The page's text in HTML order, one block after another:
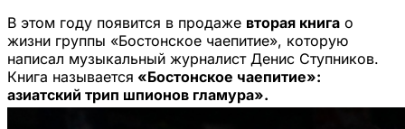
В этом году появится в продаже вторая книга о
жизни группы «Бостонское чаепитие», которую
написал музыкальный журналист Денис Ступников.
Книга называется «Бостонское чаепитие»:
азиатский трип шпионов гламура».